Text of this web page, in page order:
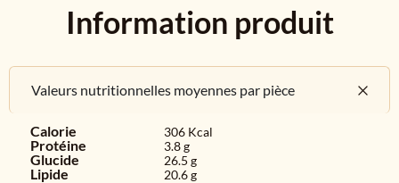
Information produit
Valeurs nutritionnelles moyennes par pièce
Calorie 306 Kcal
Protéine 3.8 g
Glucide 26.5 g
Lipide 20.6 g